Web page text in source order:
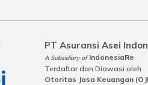
PT Asuransi Asei
A Subsidiary of IndonesiaRe
Terdaftar dan Diawasi oleh
Otoritas Jasa Keuangan